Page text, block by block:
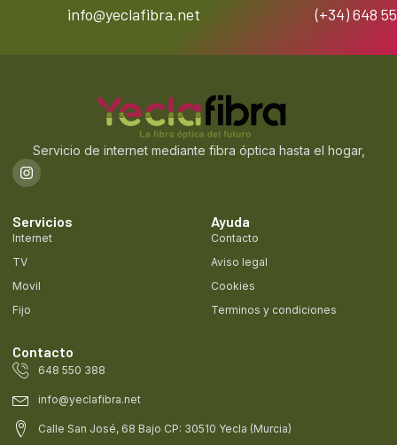
info@yeclafibra.net (+34) 648
Servicio de internet mediante fibra óptica hasta el hogar,
Servicios
Internet
TV
Movil
Fijo
Ayuda
Contacto
Aviso legal
Cookies
Terminos y condiciones
Contacto
648 550 388
info@yeclafibra.net
Calle San José, 68 Bajo CP: 30510 Yecla (Murcia)